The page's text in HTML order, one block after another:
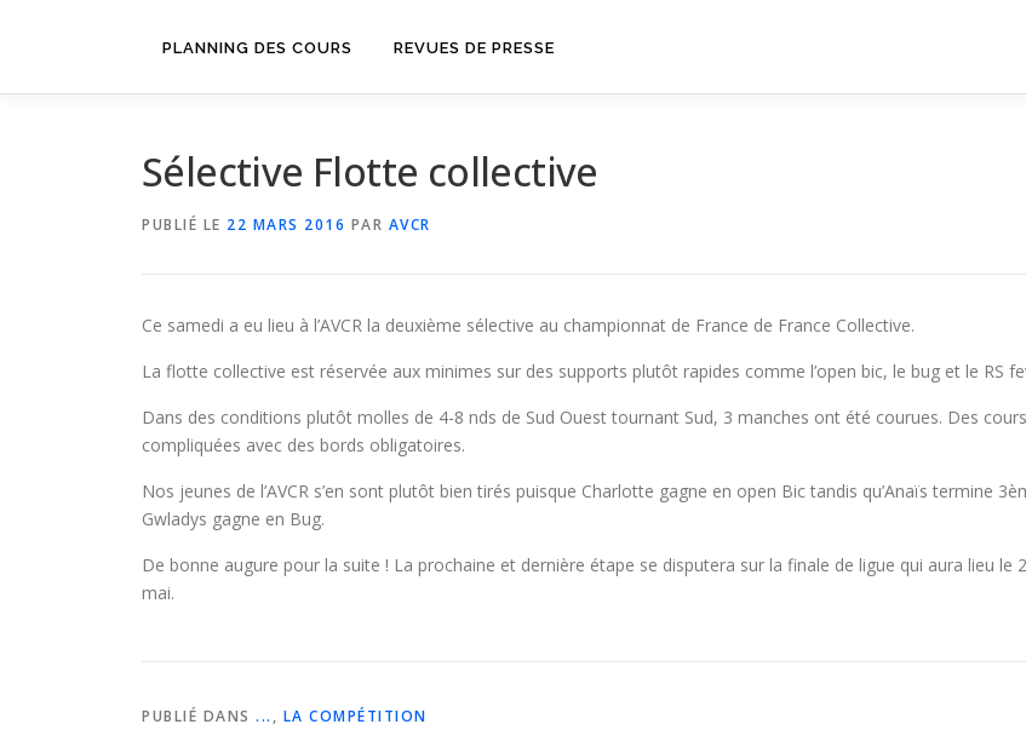
PLANNING DES COURS REVUES DE PRESSE
Sélective Flotte collective
PUBLIÉ LE 22 MARS 2016 PAR AVCR
Ce samedi a eu lieu à l’AVCR la deuxième sélective au championnat de France de France Collective.
La flotte collective est réservée aux minimes sur des supports plutôt rapides comme l’open bic, le bug et le RS
Dans des conditions plutôt molles de 4-8 nds de Sud Ouest tournant Sud, 3 manches ont été courues. Des
compliquées avec des bords obligatoires.
Nos jeunes de l’AVCR s’en sont plutôt bien tirés puisque Charlotte gagne en open Bic tandis qu’Anaïs termine
Gwladys gagne en Bug.
De bonne augure pour la suite ! La prochaine et dernière étape se disputera sur la finale de ligue qui aura lieu le
mai.
PUBLIÉ DANS ... , LA COMPÉTITION